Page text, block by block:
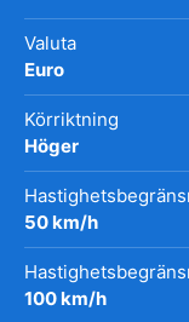
Valuta
Euro
Körriktning
Höger
50 km/h
100 km/h